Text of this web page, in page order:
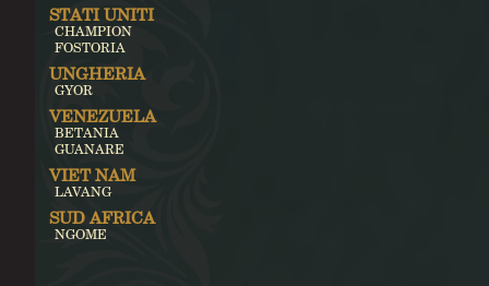
STATI UNITI
CHAMPION
FOSTORIA
UNGHERIA
GYOR
VENEZUELA
BETANIA
GUANARE
VIET NAM
LAVANG
SUD AFRICA
NGOME